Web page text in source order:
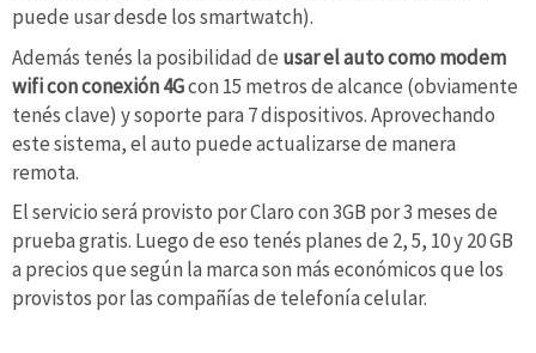
puede usar desde los smartwatch).
Además tenés la posibilidad de usar el auto como modem
wifi con conexión 4Gcon 15 metros de alcance (obviamente
tenés clave) y soporte para 7 dispositivos. Aprovechando
este sistema, el auto puede actualizarse de manera
remota.
El servicio será provisto por Claro con 3GB por 3 meses de
prueba gratis. Luego de eso tenés planes de 2, 5, 10 y 20 GB
a precios que según la marca son más económicos que los
provistos por las compañías de telefonía celular.